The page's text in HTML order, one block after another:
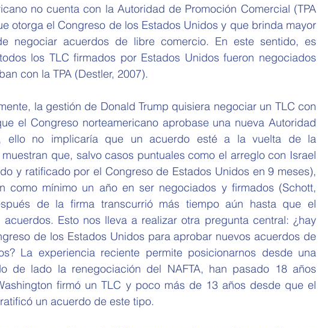
no cuenta con la Autoridad de Promoción Comercial (TPA
otorga el Congreso de los Estados Unidos y que brinda mayor
negociar acuerdos de libre comercio. En este sentido, es
los TLC firmados por Estados Unidos fueron negociados
con la TPA (Destler, 2007).
el Congreso norteamericano aprobase una nueva Autoridad
ello no implicaría que un acuerdo esté a la vuelta de la
que, salvo casos puntuales como el arreglo con Israel
y ratificado por el Congreso de Estados Unidos en 9 meses),
como mínimo un año en ser negociados y firmados (Schott,
de la firma transcurrió más tiempo aún hasta que el
Esto nos lleva a realizar otra pregunta central: ¿hay
de los Estados Unidos para aprobar nuevos acuerdos de
La experiencia reciente permite posicionarnos desde una
de lado la renegociación del NAFTA, han pasado 18 años
firmó un TLC y poco más de 13 años desde que el
un acuerdo de este tipo.